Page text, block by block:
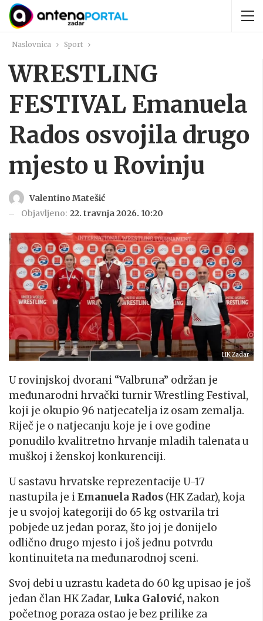
Naslovnica Sport
WRESTLING
FESTIVAL Emanuela
Rados osvojila drugo
mjesto u Rovinju
Valentino Matešić
Objavljeno: 22. travnja 2026. 10:20
HK Zadar
U rovinjskoj dvorani “Valbruna” održan je
međunarodni hrvački turnir Wrestling Festival,
koji je okupio 96 natjecatelja iz osam zemalja.
Riječ je o natjecanju koje je i ove godine
ponudilo kvalitretno hrvanje mladih talenata u
muškoj i ženskoj konkurenciji.
U sastavu hrvatske reprezentacije U-17
nastupila je iEmanuela Rados (HK Zadar), koja
je u svojoj kategoriji do 65 kg ostvarila tri
pobjede uz jedan poraz, što joj je donijelo
odlično drugo mjesto i još jednu potvrdu
kontinuiteta na međunarodnoj sceni.
Svoj debi u uzrastu kadeta do 60 kg upisao je još
jedan član HK Zadar, Luka Galović, nakon
početnog poraza ostao je bez prilike za